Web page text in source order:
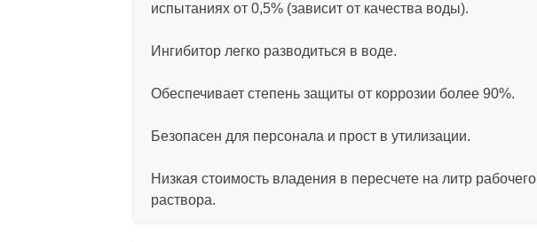
испытаниях от 0,5% (зависит от качества воды).
Ингибитор легко разводиться в воде.
Обеспечивает степень защиты от коррозии более 90%.
Безопасен для персонала и прост в утилизации.
Низкая стоимость владения в пересчете на литр рабочего
раствора.